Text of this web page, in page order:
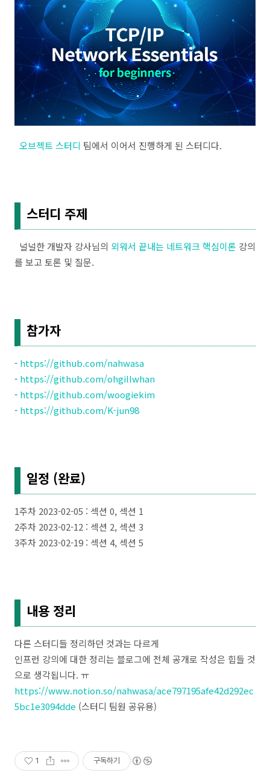
오브젝트 스터디 팀에서 이어서 진행하게 된 스터디다.
스터디 주제
널널한 개발자 강사님의 외워서 끝내는 네트워크 핵심이론 강의
를 보고 토론 및 질문.
참가자
- https://github.com/nahwasa
- https://github.com/ohgillwhan
- https://github.com/woogiekim
- https://github.com/K-jun98
일정 (완료)
1주차 2023-02-05 : 섹션 0, 섹션 1
2주차 2023-02-12 : 섹션 2, 섹션 3
3주차 2023-02-19 : 섹션 4, 섹션 5
내용 정리
다른 스터디들 정리하던 것과는 다르게
인프런 강의에 대한 정리는 블로그에 전체 공개로 작성은 힘들 것
으로 생각됩니다. ㅠ
https://www.notion.so/nahwasa/ace797195afe42d292ec
5bc1e3094dde (스터디 팀원 공유용)
1 구독하기